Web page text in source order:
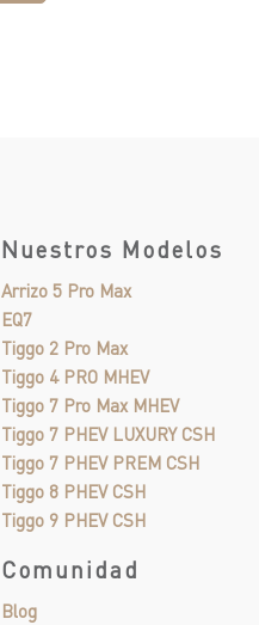
Nuestros Modelos
Arrizo 5 Pro Max
EQ7
Tiggo 2 Pro Max
Tiggo 4 PRO MHEV
Tiggo 7 Pro Max MHEV
Tiggo 7 PHEV LUXURY CSH
Tiggo 7 PHEV PREM CSH
Tiggo 8 PHEV CSH
Tiggo 9 PHEV CSH
Comunidad
Blog